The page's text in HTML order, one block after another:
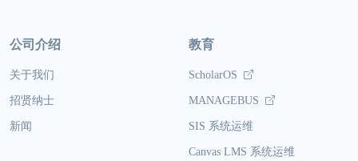
公司介绍
关于我们
招贤纳士
新闻
教育
ScholarOS
MANAGEBUS
SIS 系统运维
Canvas LMS 系统运维